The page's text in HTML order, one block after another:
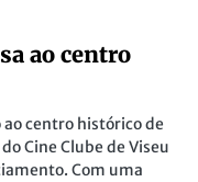
ao centro
ao centro histórico de
Cine Clube de Viseu
Com uma